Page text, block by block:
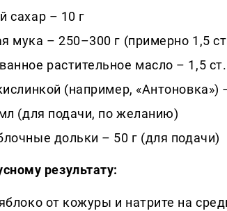
сахар – 10 г
мука – 250–300 г (примерно 1,5
растительное масло – 1,5
(например, «Антоновка»)
(для подачи, по желанию)
дольки – 50 г (для подачи)
результату:
от кожуры и натрите на